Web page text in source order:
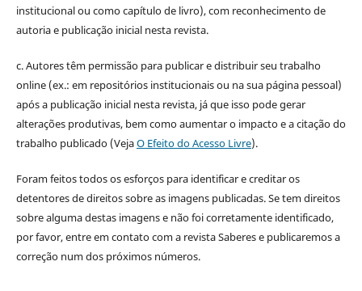
institucional ou como capítulo de livro), com reconhecimento de
autoria e publicação inicial nesta revista.
c. Autores têm permissão para publicar e distribuir seu trabalho
online (ex.: em repositórios institucionais ou na sua página pessoal)
após a publicação inicial nesta revista, já que isso pode gerar
alterações produtivas, bem como aumentar o impacto e a citação do
trabalho publicado (VejaO Efeito do Acesso Livre).
Foram feitos todos os esforços para identificar e creditar os
detentores de direitos sobre as imagens publicadas. Se tem direitos
sobre alguma destas imagens e não foi corretamente identificado,
por favor, entre em contato com a revista Saberes e publicaremos a
correção num dos próximos números.